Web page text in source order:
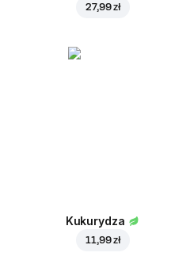
27,99 zł
Kukurydza
11,99 zł